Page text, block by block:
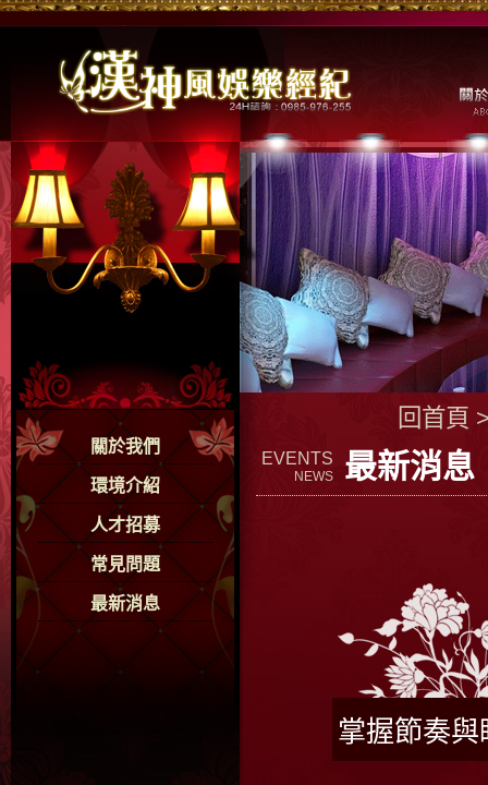
關於我們
環境介紹
人才招募
常見問題
最新消息
回首頁
EVENTS
NEWS 最新消息
掌握節奏